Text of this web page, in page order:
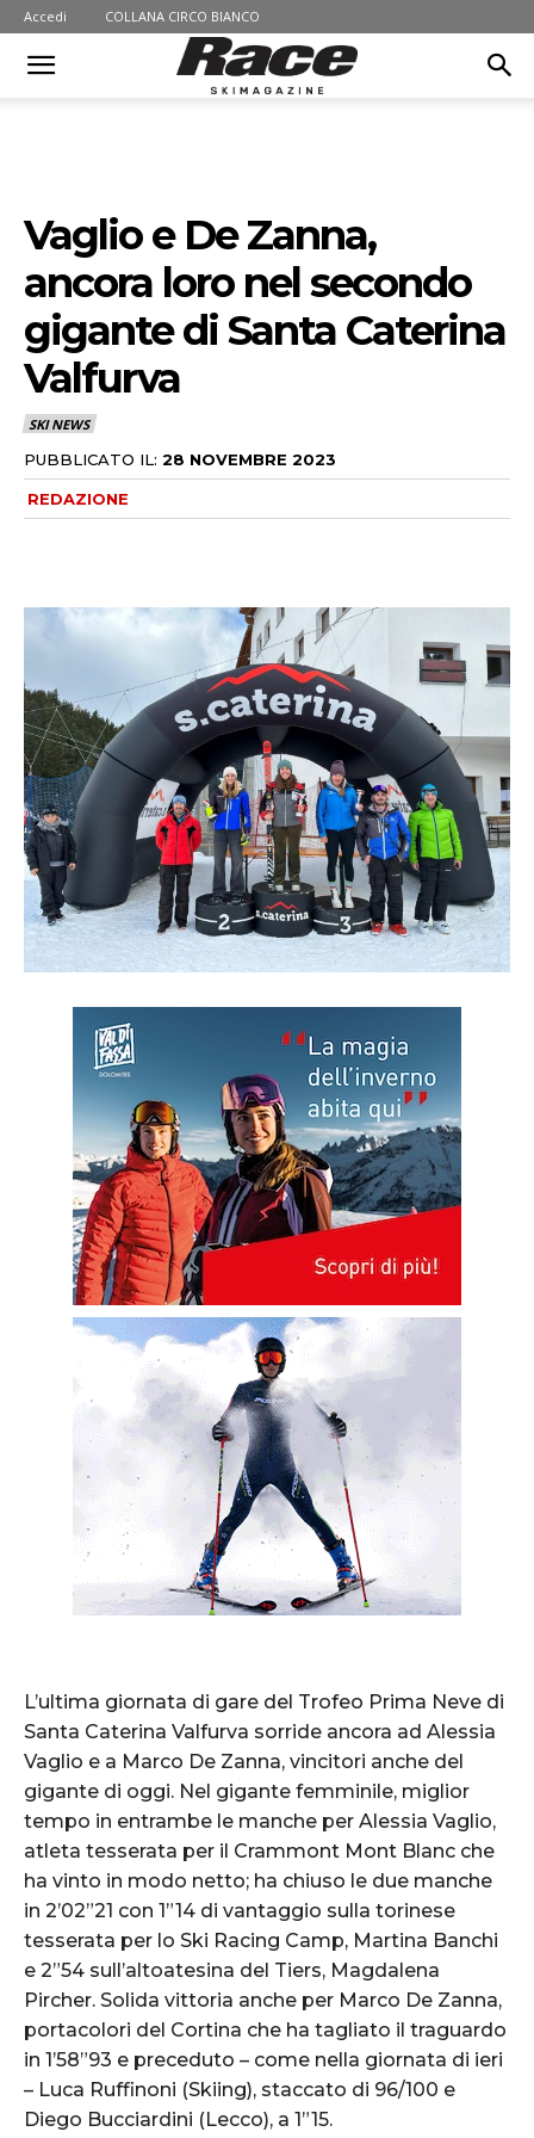
Accedi COLLANA CIRCO BIANCO
Vaglio e De Zanna,
ancora loro nel secondo
gigante di Santa Caterina
Valfurva
SKI NEWS
PUBBLICATO IL: 28 NOVEMBRE 2023
REDAZIONE
L’ultima giornata di gare del Trofeo Prima Neve di
Santa Caterina Valfurva sorride ancora ad Alessia
Vaglio e a Marco De Zanna, vincitori anche del
gigante di oggi. Nel gigante femminile, miglior
tempo in entrambe le manche per Alessia Vaglio,
atleta tesserata per il Crammont Mont Blanc che
ha vinto in modo netto; ha chiuso le due manche
in 2’02”21 con 1”14 di vantaggio sulla torinese
tesserata per lo Ski Racing Camp, Martina Banchi
e 2”54 sull’altoatesina del Tiers, Magdalena
Pircher. Solida vittoria anche per Marco De Zanna,
portacolori del Cortina che ha tagliato il traguardo
in 1’58”93 e preceduto – come nella giornata di ieri
– Luca Ruffinoni (Skiing), staccato di 96/100 e
Diego Bucciardini (Lecco), a 1”15.